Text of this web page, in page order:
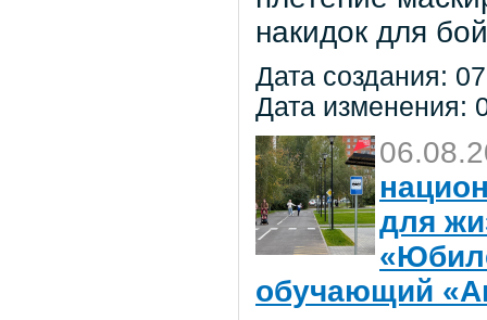
накидок для
Дата создания:
Дата изменения:
для
обучающий